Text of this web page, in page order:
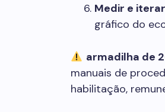
Medir e iterar
gráfico do
armadilha de
manuais de
habilitação,